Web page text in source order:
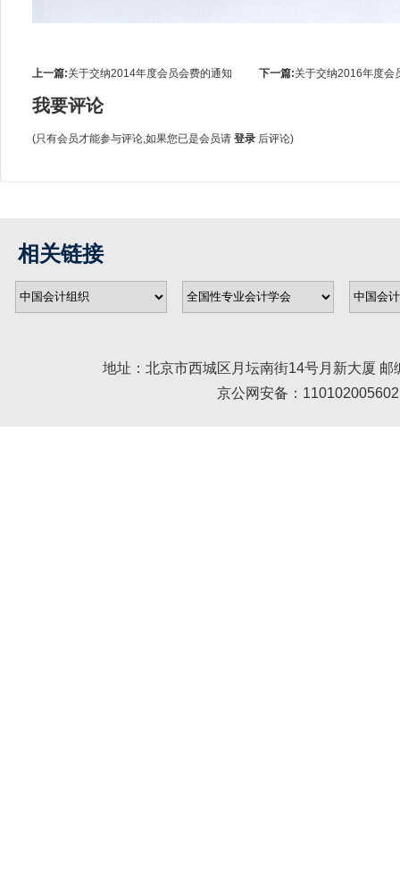
上一篇:关于交纳2014年度会员会费的通知 下一篇:关于交纳2016年度会
我要评论
(只有会员才能参与评论,如果您已是会员请 登录 后评论)
相关链接
地址：北京市西城区月坛南街14号月新大厦
京公网安备：